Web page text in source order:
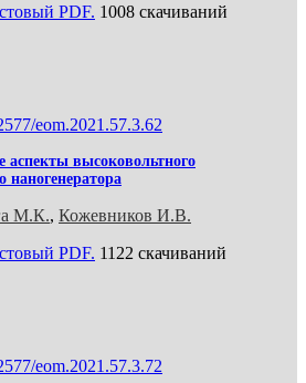
PDF. 1008 скачиваний
eom.2021.57.3.62
аспекты высоковольтного
наногенератора
М.К., Кожевников И.В.
PDF. 1122 скачиваний
eom.2021.57.3.72